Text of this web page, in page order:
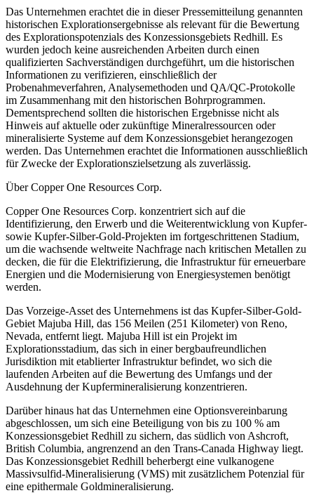
Das Unternehmen erachtet die in dieser Pressemitteilung genannten
historischen Explorationsergebnisse als relevant für die Bewertung
des Explorationspotenzials des Konzessionsgebiets Redhill. Es
wurden jedoch keine ausreichenden Arbeiten durch einen
qualifizierten Sachverständigen durchgeführt, um die historischen
Informationen zu verifizieren, einschließlich der
Probenahmeverfahren, Analysemethoden und QA/QC-Protokolle
im Zusammenhang mit den historischen Bohrprogrammen.
Dementsprechend sollten die historischen Ergebnisse nicht als
Hinweis auf aktuelle oder zukünftige Mineralressourcen oder
mineralisierte Systeme auf dem Konzessionsgebiet herangezogen
werden. Das Unternehmen erachtet die Informationen ausschließlich
für Zwecke der Explorationszielsetzung als zuverlässig.
Über Copper One Resources Corp.
Copper One Resources Corp. konzentriert sich auf die
Identifizierung, den Erwerb und die Weiterentwicklung von Kupfer-
sowie Kupfer-Silber-Gold-Projekten im fortgeschrittenen Stadium,
um die wachsende weltweite Nachfrage nach kritischen Metallen zu
decken, die für die Elektrifizierung, die Infrastruktur für erneuerbare
Energien und die Modernisierung von Energiesystemen benötigt
werden.
Das Vorzeige-Asset des Unternehmens ist das Kupfer-Silber-Gold-
Gebiet Majuba Hill, das 156 Meilen (251 Kilometer) von Reno,
Nevada, entfernt liegt. Majuba Hill ist ein Projekt im
Explorationsstadium, das sich in einer bergbaufreundlichen
Jurisdiktion mit etablierter Infrastruktur befindet, wo sich die
laufenden Arbeiten auf die Bewertung des Umfangs und der
Ausdehnung der Kupfermineralisierung konzentrieren.
Darüber hinaus hat das Unternehmen eine Optionsvereinbarung
abgeschlossen, um sich eine Beteiligung von bis zu 100 % am
Konzessionsgebiet Redhill zu sichern, das südlich von Ashcroft,
British Columbia, angrenzend an den Trans-Canada Highway liegt.
Das Konzessionsgebiet Redhill beherbergt eine vulkanogene
Massivsulfid-Mineralisierung (VMS) mit zusätzlichem Potenzial für
eine epithermale Goldmineralisierung.